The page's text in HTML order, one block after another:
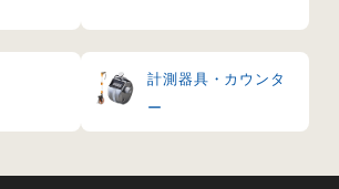
計測器具・カウンタ
ー